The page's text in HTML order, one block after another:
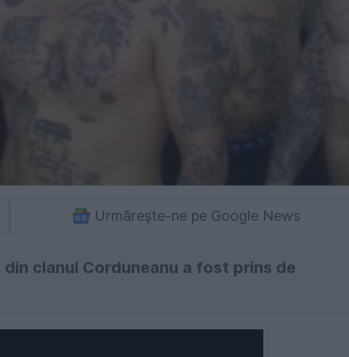
Urmărește-ne pe Google News
clanul Corduneanu a fost prins de